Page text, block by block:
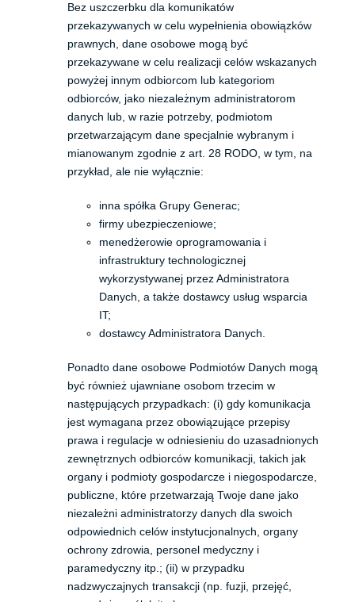
Bez uszczerbku dla komunikatów
przekazywanych w celu wypełnienia obowiązków
prawnych, dane osobowe mogą być
przekazywane w celu realizacji celów wskazanych
powyżej innym odbiorcom lub kategoriom
odbiorców, jako niezależnym administratorom
danych lub, w razie potrzeby, podmiotom
przetwarzającym dane specjalnie wybranym i
mianowanym zgodnie z art. 28 RODO, w tym, na
przykład, ale nie wyłącznie:
inna spółka Grupy Generac;
firmy ubezpieczeniowe;
menedżerowie oprogramowania i
infrastruktury technologicznej
wykorzystywanej przez Administratora
Danych, a także dostawcy usług wsparcia
IT;
dostawcy Administratora Danych.
Ponadto dane osobowe Podmiotów Danych mogą
być również ujawniane osobom trzecim w
następujących przypadkach: (i) gdy komunikacja
jest wymagana przez obowiązujące przepisy
prawa i regulacje w odniesieniu do uzasadnionych
zewnętrznych odbiorców komunikacji, takich jak
organy i podmioty gospodarcze i niegospodarcze,
publiczne, które przetwarzają Twoje dane jako
niezależni administratorzy danych dla swoich
odpowiednich celów instytucjonalnych, organy
ochrony zdrowia, personel medyczny i
paramedyczny itp.; (ii) w przypadku
nadzwyczajnych transakcji (np. fuzji, przejęć,